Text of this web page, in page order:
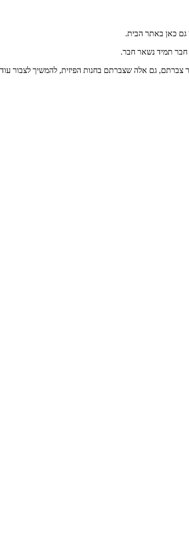
גם כאן באתר הבית.
חבר תמיד נשאר חבר.
גם אלה שצברתם בחנות הפיזית, להמשיך לצבור